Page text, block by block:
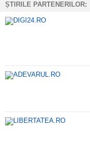
ȘTIRILE PARTENERILOR: